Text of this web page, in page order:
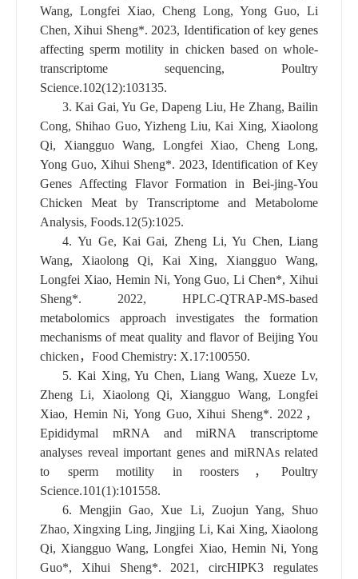
Wang, Longfei Xiao, Cheng Long, Yong Guo, Li
Chen, Xihui Sheng*. 2023, Identification of key genes
affecting sperm motility in chicken based on whole-
transcriptome sequencing, Poultry
Science.102(12):103135.
3. Kai Gai, Yu Ge, Dapeng Liu, He Zhang, Bailin
Cong, Shihao Guo, Yizheng Liu, Kai Xing, Xiaolong
Qi, Xiangguo Wang, Longfei Xiao, Cheng Long,
Yong Guo, Xihui Sheng*. 2023, Identification of Key
Genes Affecting Flavor Formation in Bei-jing-You
Chicken Meat by Transcriptome and Metabolome
Analysis, Foods.12(5):1025.
4. Yu Ge, Kai Gai, Zheng Li, Yu Chen, Liang
Wang, Xiaolong Qi, Kai Xing, Xiangguo Wang,
Longfei Xiao, Hemin Ni, Yong Guo, Li Chen*, Xihui
Sheng*. 2022, HPLC-QTRAP-MS-based
metabolomics approach investigates the formation
mechanisms of meat quality and flavor of Beijing You
chicken， Food Chemistry: X.17:100550.
5. Kai Xing, Yu Chen, Liang Wang, Xueze Lv,
Zheng Li, Xiaolong Qi, Xiangguo Wang, Longfei
Xiao, Hemin Ni, Yong Guo, Xihui Sheng*. 2022 ，
Epididymal mRNA and miRNA transcriptome
analyses reveal important genes and miRNAs related
to sperm motility in roosters ， Poultry
Science.101(1):101558.
6. Mengjin Gao, Xue Li, Zuojun Yang, Shuo
Zhao, Xingxing Ling, Jingjing Li, Kai Xing, Xiaolong
Qi, Xiangguo Wang, Longfei Xiao, Hemin Ni, Yong
Guo*, Xihui Sheng*. 2021, circHIPK3 regulates